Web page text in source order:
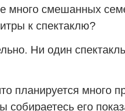
много смешанных
к спектаклю?
Ни один
планируется много
собираетесь его